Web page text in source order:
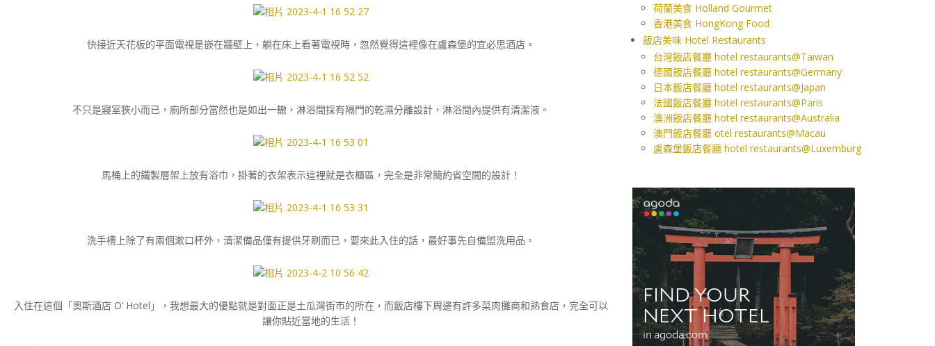
快接近天花板的平面電視是嵌在牆壁上，躺在床上看著電視時，忽然覺得這裡像在盧森堡的宜必思酒店。
不只是寢室狹小而已，廁所部分當然也是如出一轍，淋浴間採有隔門的乾濕分離設計，淋浴間內提供有清潔液。
馬桶上的鐵製層架上放有浴巾，掛著的衣架表示這裡就是衣櫃區，完全是非常簡約省空間的設計！
洗手槽上除了有兩個漱口杯外，清潔備品僅有提供牙刷而已，要來此入住的話，最好事先自備盥洗用品。
入住在這個「奧斯酒店 O’ Hotel」，我想最大的優點就是對面正是土瓜灣街市的所在，而飯店樓下周邊有許多菜肉攤商和熟食店，完全可以
讓你貼近當地的生活！
荷蘭美食 Holland Gourmet
香港美食 HongKong Food
飯店美味 Hotel Restaurants
台灣飯店餐廳 hotel restaurants@Taiwan
德國飯店餐廳 hotel restaurants@Germany
日本飯店餐廳 hotel restaurants@Japan
法國飯店餐廳 hotel restaurants@Paris
澳洲飯店餐廳 hotel restaurants@Australia
澳門飯店餐廳 otel restaurants@Macau
盧森堡飯店餐廳 hotel restaurants@Luxemburg